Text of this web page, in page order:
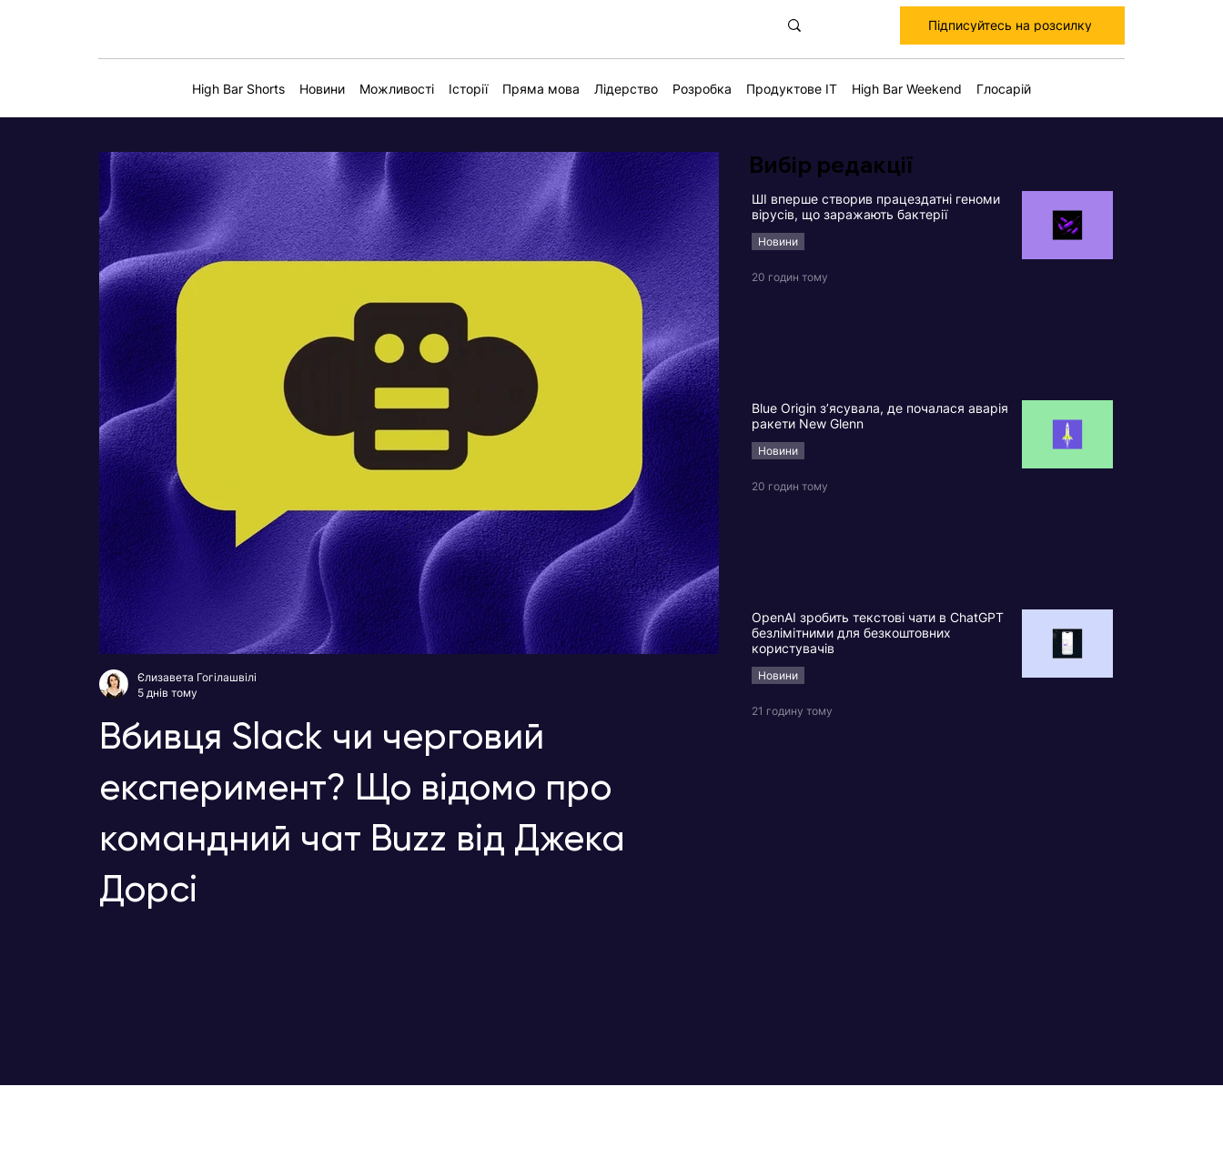
Підписуйтесь на розсилку
High Bar Shorts Новини Можливості Історії Пряма мова Лідерство Розробка Продуктове IT High Bar Weekend Глосарій
Вбивця Slack чи черговий
експеримент? Що відомо про
командний чат Buzz від Джека
Дорсі
Єлизавета Гогілашвілі
5 днів тому
Вибір редакції
ШІ вперше створив працездатні геноми
вірусів, що заражають бактерії
Новини
20 годин тому
Blue Origin з’ясувала, де почалася аварія
ракети New Glenn
Новини
20 годин тому
OpenAI зробить текстові чати в ChatGPT
безлімітними для безкоштовних
користувачів
Новини
21 годину тому